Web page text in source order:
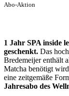
Abo-Aktion
1 Jahr SPA inside
geschenkt. Das
Bredemeijer enthält
Matcha benötigt
eine zeitgemäße
Jahresabo des